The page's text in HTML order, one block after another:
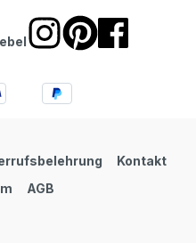
Kontakt
AGB